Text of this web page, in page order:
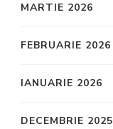
MARTIE 2026
FEBRUARIE 2026
IANUARIE 2026
DECEMBRIE 2025